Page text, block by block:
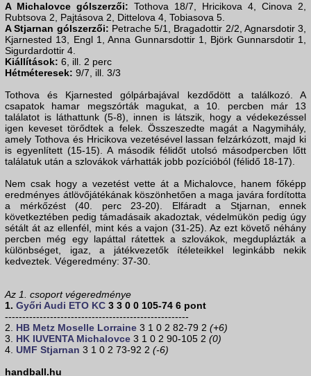
A Michalovce gólszerzői: Tothova 18/7, Hricikova 4, Cinova 2,
Rubtsova 2, Pajtásova 2, Dittelova 4, Tobiasova 5.
A Stjarnan gólszerzői: Petrache 5/1, Bragadottir 2/2, Agnarsdotir 3,
Kjarnested 13, Engl 1, Anna Gunnarsdottir 1, Björk Gunnarsdotir 1,
Sigurdardottir 4.
Kiállítások: 6, ill. 2 perc
Hétméteresek: 9/7, ill. 3/3
Tothova és Kjarnested gólpárbajával kezdődött a találkozó. A
csapatok hamar megszórták magukat, a 10. percben már 13
találatot is láthattunk (5-8), innen is látszik, hogy a védekezéssel
igen keveset törődtek a felek. Összeszedte magát a Nagymihály,
amely Tothova és Hricikova vezetésével lassan felzárkózott, majd ki
is egyenlített (15-15). A második félidőt utolsó másodpercben lőtt
találatuk után a szlovákok várhatták jobb pozícióból (félidő 18-17).
Nem csak hogy a vezetést vette át a Michalovce, hanem főképp
eredményes átlövőjátékának köszönhetően a maga javára fordította
a mérkőzést (40. perc 23-20). Elfáradt a Stjarnan, ennek
következtében pedig támadásaik akadoztak, védelmükön pedig úgy
sétált át az ellenfél, mint kés a vajon (31-25). Az ezt követő néhány
percben még egy lapáttal rátettek a szlovákok, megduplázták a
különbséget, igaz, a játékvezetők ítéleteikkel leginkább nekik
kedveztek. Végeredmény: 37-30.
Az 1. csoport végeredménye
1. Győri Audi ETO KC 3 3 0 0 105-74 6 pont
-----------------------------------------------------
2. HB Metz Moselle Lorraine 3 1 0 2 82-79 2 (+6)
3. HK IUVENTA Michalovce 3 1 0 2 90-105 2 (0)
4. UMF Stjarnan 3 1 0 2 73-92 2 (-6)
handball.hu